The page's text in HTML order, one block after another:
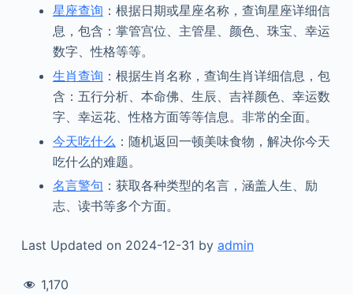
星座查询 ：根据日期或星座名称，查询星座详细信
息，包含：掌管宫位、主管星、颜色、珠宝、幸运
数字、性格等等。
生肖查询 ：根据生肖名称，查询生肖详细信息，包
含：五行分析、本命佛、生辰、吉祥颜色、幸运数
字、幸运花、性格方面等等信息。非常的全面。
今天吃什么 ：随机返回一顿美味食物，解决你今天
吃什么的难题。
名言警句 ：获取各种类型的名言，涵盖人生、励
志、读书等多个方面。
Last Updated on 2024-12-31 by admin
1,170